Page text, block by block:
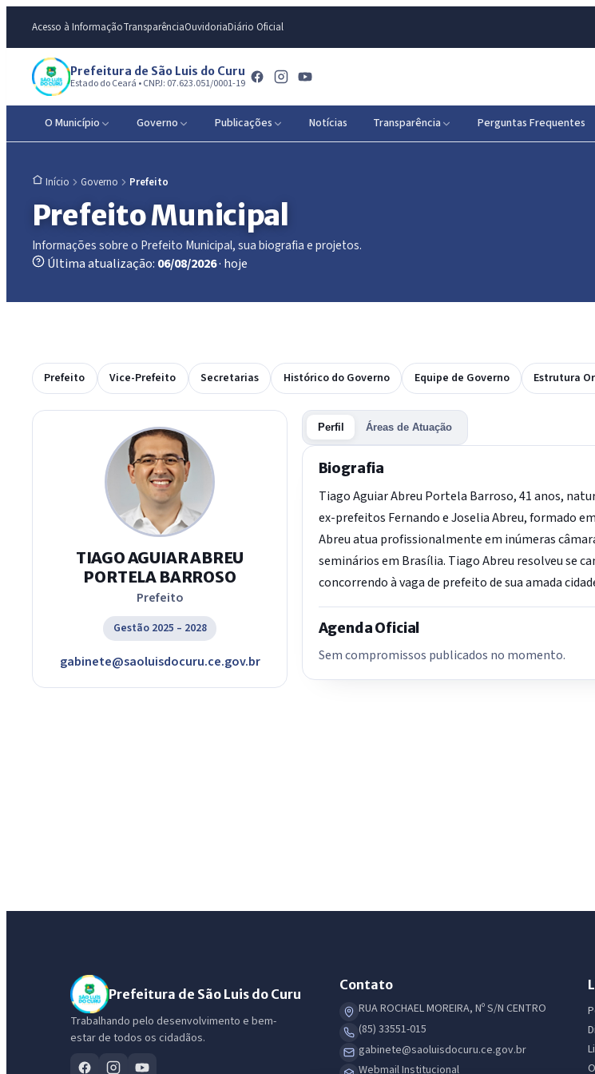
Acesso à InformaçãoTransparênciaOuvidoriaDiário Oficial
Prefeitura de São Luis do Curu
Estado do Ceará • CNPJ: 07.623.051/0001-19
O Município Governo Publicações Notícias Transparência Perguntas Frequentes
Início Governo Prefeito
Prefeito Municipal
Informações sobre o Prefeito Municipal, sua biografia e projetos.
Última atualização: 06/08/2026· hoje
Prefeito Vice-Prefeito Secretarias Histórico do Governo Equipe de Governo Estrutura
TIAGO AGUIAR ABREU
PORTELA BARROSO
Prefeito
Gestão 2025 – 2028
gabinete@saoluisdocuru.ce.gov.br
Perfil Áreas de Atuação
Biografia
Tiago Aguiar Abreu Portela Barroso, 41 anos,
ex-prefeitos Fernando e Joselia Abreu, formado
Abreu atua profissionalmente em inúmeras
seminários em Brasília. Tiago Abreu resolveu se
concorrendo à vaga de prefeito de sua amada
Agenda Oficial
Sem compromissos publicados no momento.
Prefeitura de São Luis do Curu
Trabalhando pelo desenvolvimento e bem-
estar de todos os cidadãos.
Contato
RUA ROCHAEL MOREIRA, Nº S/N CENTRO
(85) 33551-015
gabinete@saoluisdocuru.ce.gov.br
Webmail Institucional